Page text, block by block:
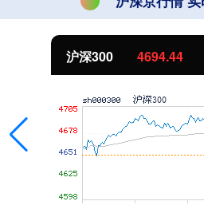
沪深300 4694.44